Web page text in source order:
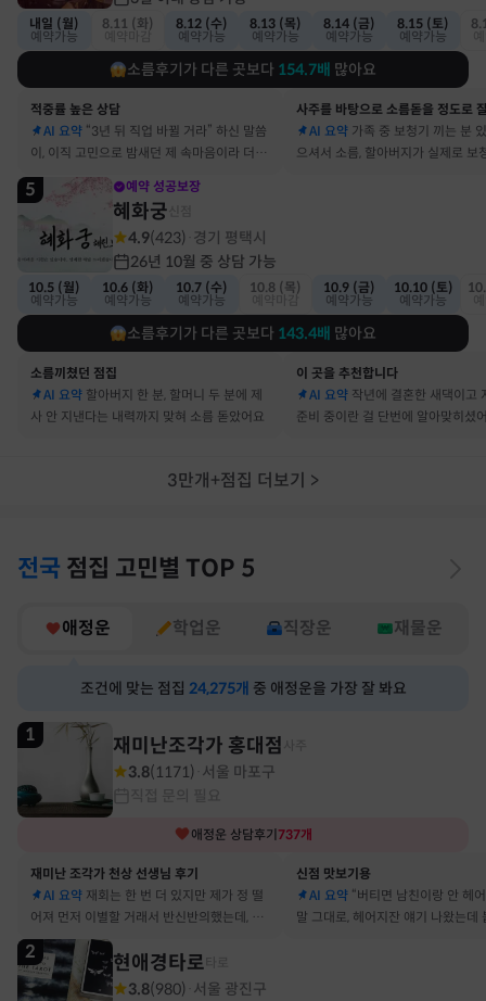
내일 (월)
예약가능
8.11 (화)
8.12 (수)
예약가능
8.13 (목)
예약가능
8.14 (금)
예약가능
8.15 (토)
예약가능
소름후기가 다른 곳보다 154.7배 많아요
적중률 높은 상담
AI 요약 “3년 뒤 직업 바뀔 거라” 하신 말씀
이, 이직 고민으로 밤새던 제 속마음이라 더 신
기했어요
AI 요약 가족 중 보청기 끼는 분
으셔서 소름, 할아버지가 실제로 보
5 예약 성공보장
혜화궁
4.9(423) 경기 평택시
26년 10월 중 상담 가능
10.5 (월)
예약가능
10.6 (화)
예약가능
10.7 (수)
예약가능
10.8 (목)
10.9 (금)
예약가능
10.10 (토)
예약가능
소름후기가 다른 곳보다 143.4배 많아요
소름끼쳤던 점집
AI 요약 할아버지 한 분, 할머니 두 분에 제
사 안 지낸다는 내력까지 맞혀 소름 돋았어요
이 곳을 추천합니다
AI 요약 작년에 결혼한 새댁이고
준비 중이란 걸 단번에 알아맞히셨
3만개+점집 더보기 >
전국 점집 고민별 TOP 5
애정운 학업운 직장운 재물운
조건에 맞는 점집 24,275개 중 애정운을 가장 잘 봐요
1 재미난조각가 홍대점
3.8(1171) 서울 마포구
애정운 상담후기 737개
재미난 조각가 천상 선생님 후기
AI 요약 재회는 한 번 더 있지만 제가 정 떨
어져 먼저 이별할 거래서 반신반의했는데, 정
말 재회 후 제가 먼저 헤어지자고 했어요
신점 맛보기용
AI 요약 “버티면 남친이랑 안 헤
말 그대로, 헤어지잔 얘기 나왔는데
2 현애경타로
3.8(980) 서울 광진구